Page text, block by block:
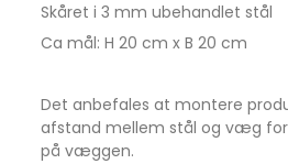
Skåret i 3 mm ubehandlet stål
Ca mål: H 20 cm x B 20 cm
Det anbefales at montere
afstand mellem stål og væg
på væggen.